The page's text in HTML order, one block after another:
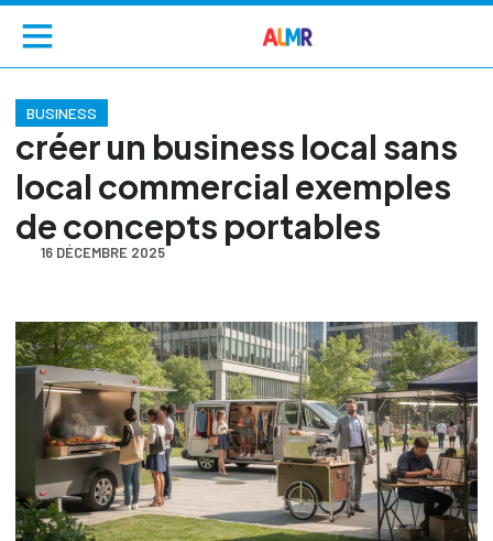
BUSINESS
créer un business local sans
local commercial exemples
de concepts portables
16 DÉCEMBRE 2025